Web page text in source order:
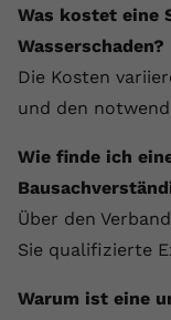
Was kostet eine
Wasserschaden?
Die Kosten
und den
Wie finde ich
Über den
Sie qualifizierte
Warum ist eine